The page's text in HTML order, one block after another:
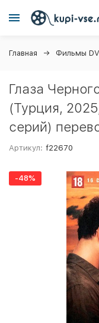
Главная Фильмы
Глаза
(Турция,
серий)
Артикул: f22670
-48%